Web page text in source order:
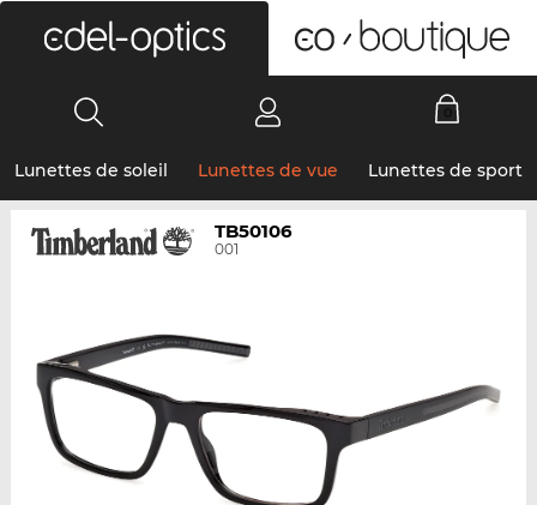
Lunettes de soleil Lunettes de vue Lunettes de sport
TB50106
001